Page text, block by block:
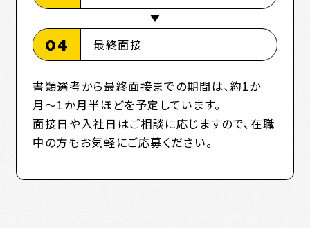
04 最終面接
書類選考から最終面接までの期間は、約1か
月〜1か月半ほどを予定しています。
面接日や入社日はご相談に応じますので、在職
中の方もお気軽にご応募ください。